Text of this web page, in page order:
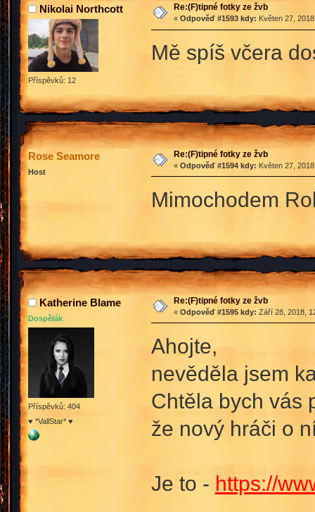
Nikolai Northcott
Příspěvků: 12
Re:(F)tipné fotky ze žvb
« Odpověď #1593 kdy: Květen 27,
Mě spíš včera
Rose Seamore
Host
Re:(F)tipné fotky ze žvb
« Odpověď #1594 kdy: Květen 27,
Mimochodem
Katherine Blame
Dospělák
Příspěvků: 404
♥ *VallStar* ♥
Re:(F)tipné fotky ze žvb
« Odpověď #1595 kdy: Září 28, 2018,
Ahojte,
nevěděla jsem
Chtěla bych vás
že nový hráči o
Je to - https://